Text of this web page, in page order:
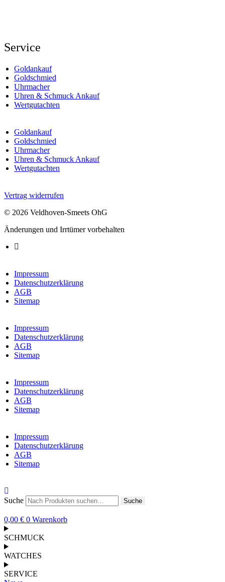
Service
Goldankauf
Goldschmied
Uhrmacher
Uhren & Schmuck Ankauf
Wertgutachten
Goldankauf
Goldschmied
Uhrmacher
Uhren & Schmuck Ankauf
Wertgutachten
Vertrag widerrufen
© 2026 Veldhoven-Smeets OhG
Änderungen und Irrtümer vorbehalten
Impressum
Datenschutzerklärung
AGB
Sitemap
Impressum
Datenschutzerklärung
AGB
Sitemap
Impressum
Datenschutzerklärung
AGB
Sitemap
Impressum
Datenschutzerklärung
AGB
Sitemap
Suche Suche
0,00 € 0 Warenkorb
SCHMUCK
WATCHES
SERVICE